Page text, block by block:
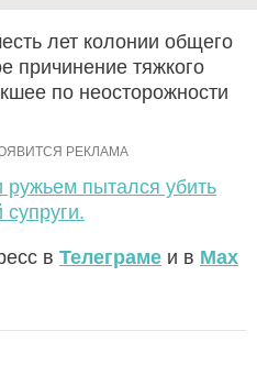
лет колонии общего
причинение тяжкого
по неосторожности
ружьем пытался убить
в Телеграме и в Max